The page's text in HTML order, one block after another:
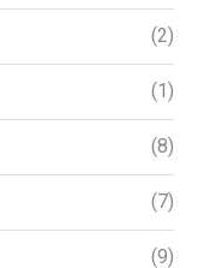
(2)
(1)
(8)
(7)
(9)